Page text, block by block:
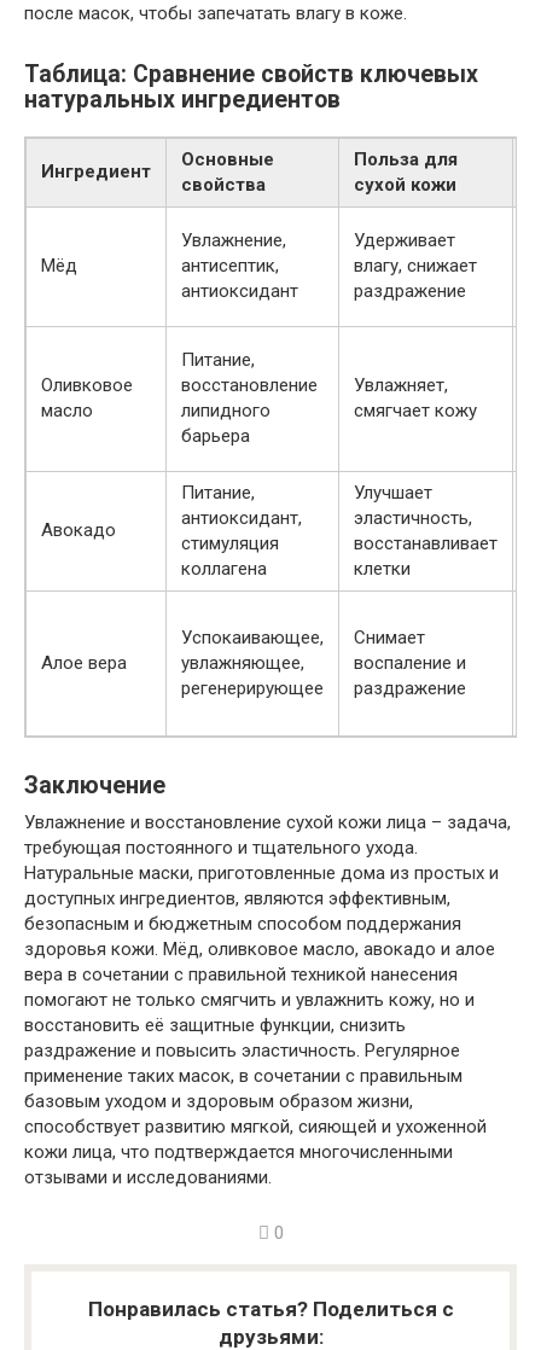
после масок, чтобы запечатать влагу в коже.
Таблица: Сравнение свойств ключевых
натуральных ингредиентов
Ингредиент
Основные
свойства
Польза для
сухой кожи
Мёд
Увлажнение,
антисептик,
антиоксидант
Удерживает
влагу, снижает
раздражение
Оливковое
масло
Питание,
восстановление
липидного
барьера
Увлажняет,
смягчает кожу
Авокадо
Питание,
антиоксидант,
стимуляция
коллагена
Улучшает
эластичность,
восстанавливает
клетки
Алое вера
Успокаивающее,
увлажняющее,
регенерирующее
Снимает
воспаление и
раздражение
Заключение
Увлажнение и восстановление сухой кожи лица – задача,
требующая постоянного и тщательного ухода.
Натуральные маски, приготовленные дома из простых и
доступных ингредиентов, являются эффективным,
безопасным и бюджетным способом поддержания
здоровья кожи. Мёд, оливковое масло, авокадо и алое
вера в сочетании с правильной техникой нанесения
помогают не только смягчить и увлажнить кожу, но и
восстановить её защитные функции, снизить
раздражение и повысить эластичность. Регулярное
применение таких масок, в сочетании с правильным
базовым уходом и здоровым образом жизни,
способствует развитию мягкой, сияющей и ухоженной
кожи лица, что подтверждается многочисленными
отзывами и исследованиями.
0
Понравилась статья? Поделиться с
друзьями: